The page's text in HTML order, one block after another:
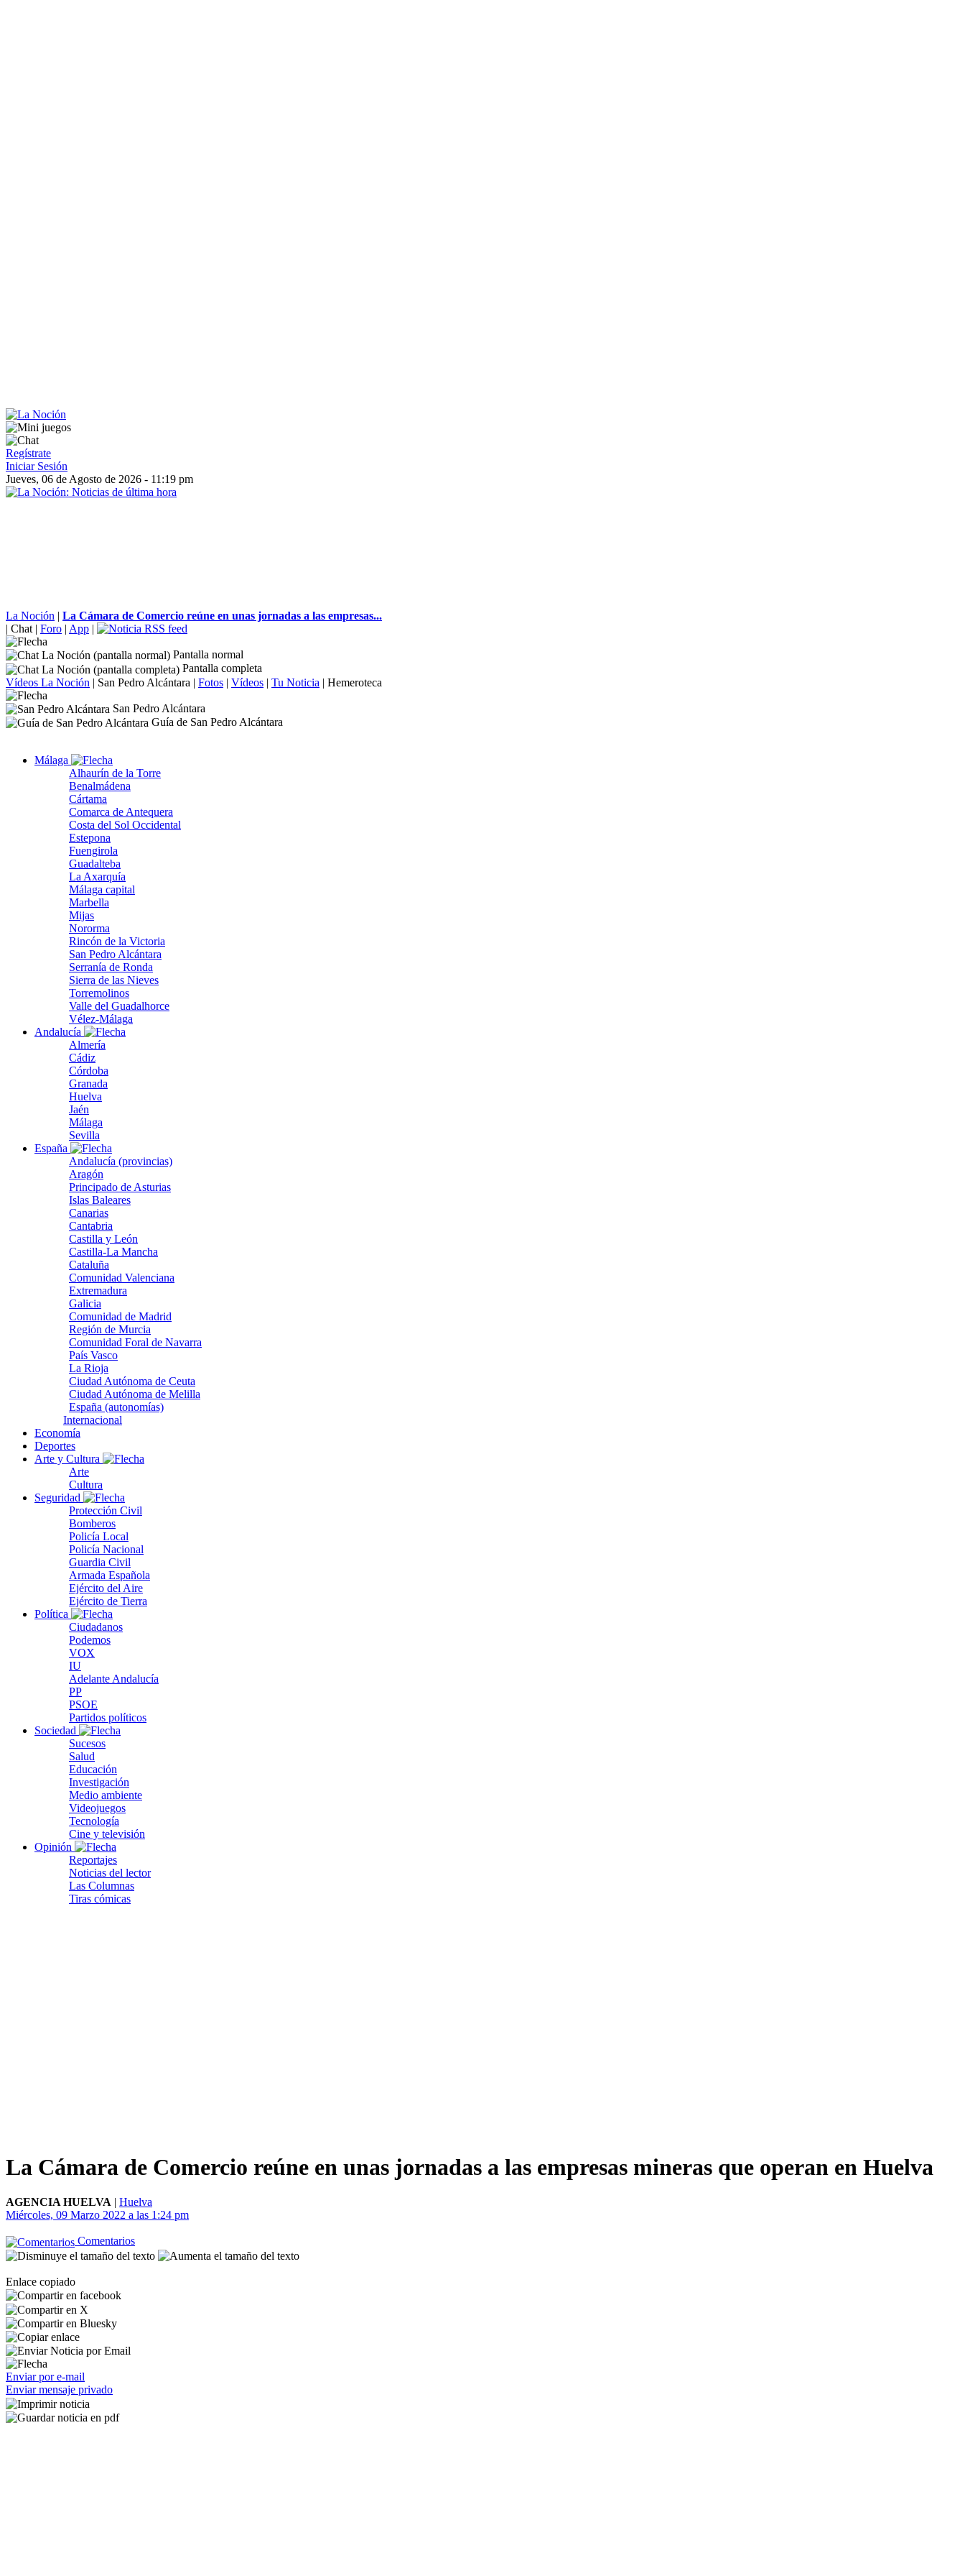
Regístrate
Iniciar Sesión
Jueves, 06 de Agosto de 2026 - 11:19 pm
La Noción | La Cámara de Comercio reúne en unas jornadas a las empresas...
| Chat | Foro | App |
Pantalla normal
Pantalla completa
Vídeos La Noción | San Pedro Alcántara | Fotos | Vídeos | Tu Noticia | Hemeroteca
San Pedro Alcántara
Guía de San Pedro Alcántara
Málaga
Alhaurín de la Torre
Benalmádena
Cártama
Comarca de Antequera
Costa del Sol Occidental
Estepona
Fuengirola
Guadalteba
La Axarquía
Málaga capital
Marbella
Mijas
Nororma
Rincón de la Victoria
San Pedro Alcántara
Serranía de Ronda
Sierra de las Nieves
Torremolinos
Valle del Guadalhorce
Vélez-Málaga
Andalucía
Almería
Cádiz
Córdoba
Granada
Huelva
Jaén
Málaga
Sevilla
España
Andalucía (provincias)
Aragón
Principado de Asturias
Islas Baleares
Canarias
Cantabria
Castilla y León
Castilla-La Mancha
Cataluña
Comunidad Valenciana
Extremadura
Galicia
Comunidad de Madrid
Región de Murcia
Comunidad Foral de Navarra
País Vasco
La Rioja
Ciudad Autónoma de Ceuta
Ciudad Autónoma de Melilla
España (autonomías)
Internacional
Economía
Deportes
Arte y Cultura
Arte
Cultura
Seguridad
Protección Civil
Bomberos
Policía Local
Policía Nacional
Guardia Civil
Armada Española
Ejército del Aire
Ejército de Tierra
Política
Ciudadanos
Podemos
VOX
IU
Adelante Andalucía
PP
PSOE
Partidos políticos
Sociedad
Sucesos
Salud
Educación
Investigación
Medio ambiente
Videojuegos
Tecnología
Cine y televisión
Opinión
Reportajes
Noticias del lector
Las Columnas
Tiras cómicas
La Cámara de Comercio reúne en unas jornadas a las empresas mineras que operan en Huelva
AGENCIA HUELVA | Huelva
Miércoles, 09 Marzo 2022 a las 1:24 pm
Comentarios
Enlace copiado
Enviar por e-mail
Enviar mensaje privado